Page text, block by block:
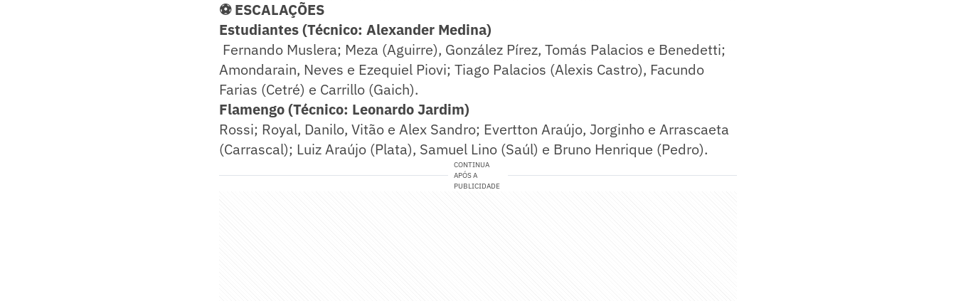
⚽ ESCALAÇÕES
Estudiantes (Técnico: Alexander Medina)
Fernando Muslera; Meza (Aguirre), González Pírez, Tomás Palacios e Benedetti;
Amondarain, Neves e Ezequiel Piovi; Tiago Palacios (Alexis Castro), Facundo
Farias (Cetré) e Carrillo (Gaich).
Flamengo (Técnico: Leonardo Jardim)
Rossi; Royal, Danilo, Vitão e Alex Sandro; Evertton Araújo, Jorginho e Arrascaeta
(Carrascal); Luiz Araújo (Plata), Samuel Lino (Saúl) e Bruno Henrique (Pedro).
CONTINUA
APÓS A
PUBLICIDADE